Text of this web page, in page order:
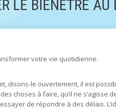
LE BIENÊTRE AU
votre vie quotidienne.
disons-le ouvertement, il est
choses à faire, qu’il ne s’agisse
de répondre à des délais.